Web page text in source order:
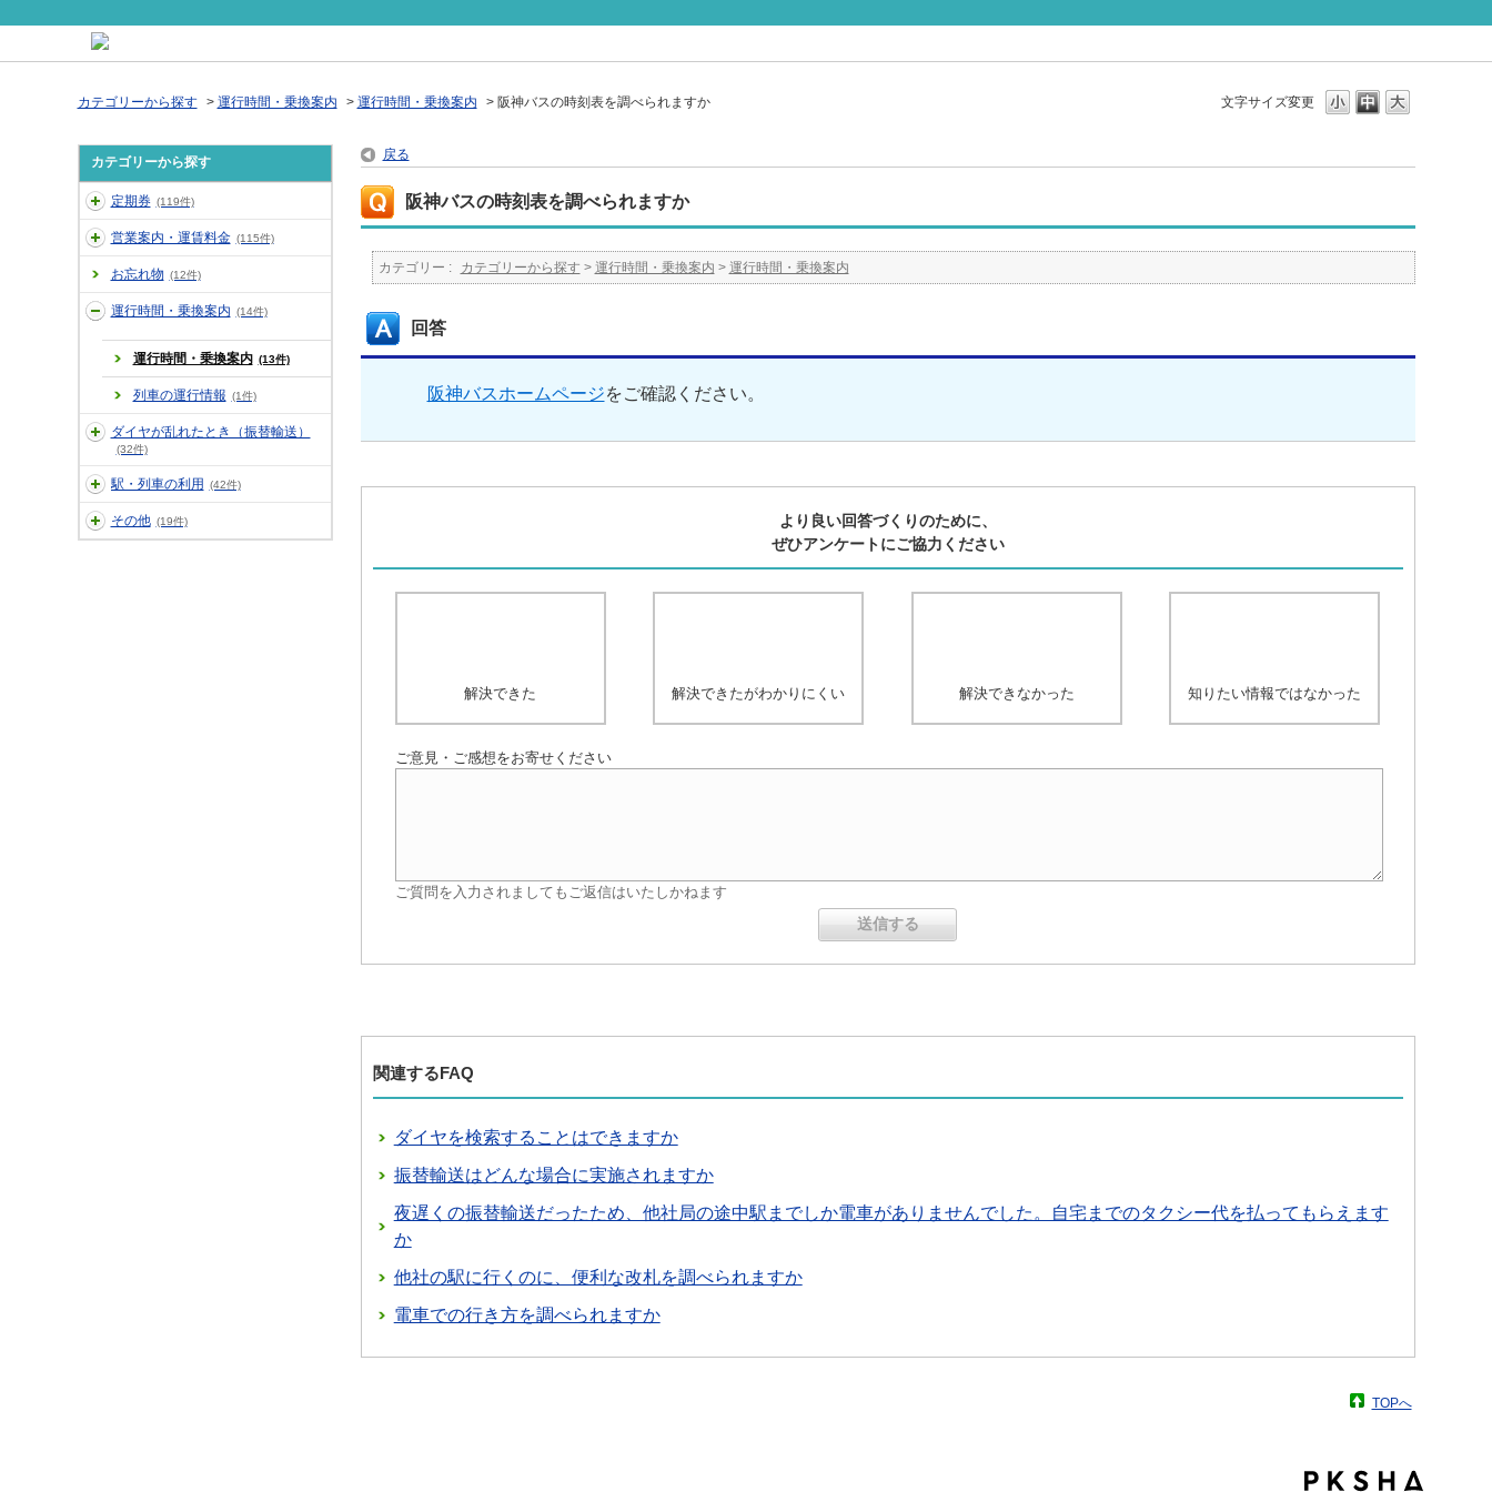
文字サイズ変更
カテゴリーから探す > 運行時間・乗換案内 > 運行時間・乗換案内 > 阪神バスの時刻表を調べられますか
カテゴリーから探す
定期券 (119件)
営業案内・運賃料金 (115件)
お忘れ物 (12件)
運行時間・乗換案内 (14件)
運行時間・乗換案内 (13件)
列車の運行情報 (1件)
ダイヤが乱れたとき（振替輸送）
(32件)
駅・列車の利用 (42件)
その他 (19件)
戻る
阪神バスの時刻表を調べられますか
カテゴリー : カテゴリーから探す > 運行時間・乗換案内 > 運行時間・乗換案内
回答
阪神バスホームページをご確認ください。
より良い回答づくりのために、
ぜひアンケートにご協力ください
解決できた 解決できたがわかりにくい 解決できなかった 知りたい情報ではなかった
ご意見・ご感想をお寄せください
ご質問を入力されましてもご返信はいたしかねます
関連するFAQ
ダイヤを検索することはできますか
振替輸送はどんな場合に実施されますか
夜遅くの振替輸送だったため、他社局の途中駅までしか電車がありませんでした。自宅までのタクシー代を払ってもらえます
か
他社の駅に行くのに、便利な改札を調べられますか
電車での行き方を調べられますか
TOPへ